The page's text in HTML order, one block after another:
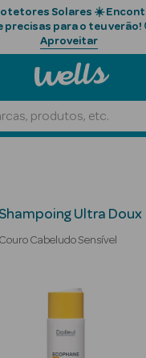
Solares ☀️
precisas para o teu verão!
Aproveitar
Ultra Doux
Cabeludo Sensível